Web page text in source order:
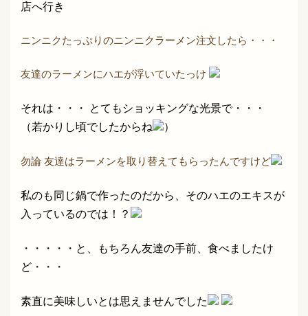
店へ行き
ニンニクたっぷりのニンニクラーメン注文したら・・・
友達のラーメンにハエが浮いていたっけ
それは・・・ とてもショッキングな光景で・・・
（若かりし頃でしたからね
）
勿論 友達はラーメンを取り替えてもらったんですけど
私のも同じ鍋で作ったのだから、そのハエのエキスが
入っているのでは！？
・・・・・と、もちろん友達の手前、食べましたけ
ど・・・
素直に美味しいとは思えませんでした